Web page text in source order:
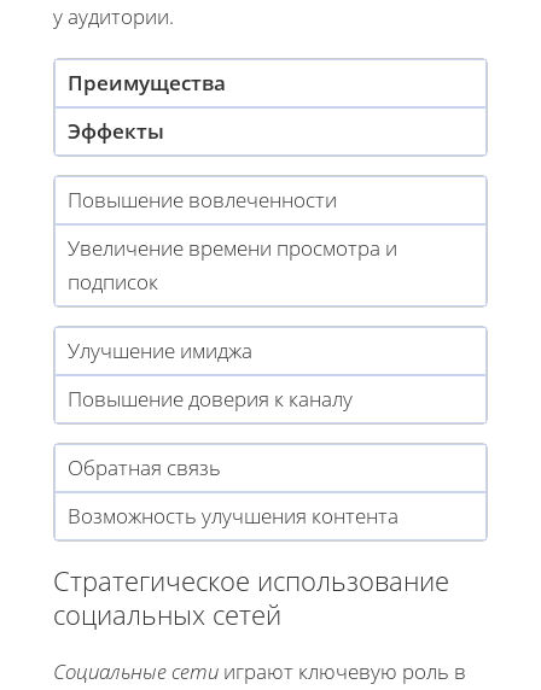
у аудитории.
Преимущества
Эффекты
Повышение вовлеченности
Увеличение времени просмотра и
подписок
Улучшение имиджа
Повышение доверия к каналу
Обратная связь
Возможность улучшения контента
Стратегическое использование
социальных сетей
Социальные сети играют ключевую роль в